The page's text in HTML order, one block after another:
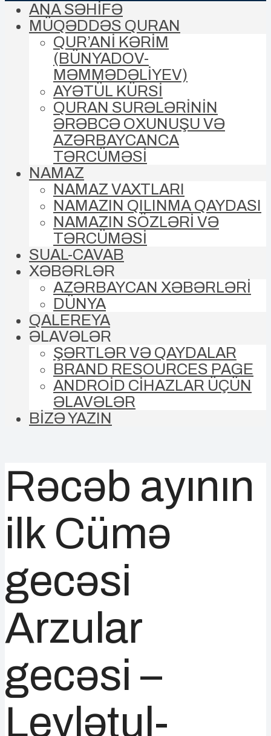
ANA SƏHİFƏ
MÜQƏDDƏS QURAN
QUR’ANİ KƏRİM
(BÜNYADOV-
MƏMMƏDƏLIYEV)
AYƏTÜL KÜRSİ
QURAN SURƏLƏRİNİN
ƏRƏBCƏ OXUNUŞU VƏ
AZƏRBAYCANCA
TƏRCÜMƏSİ
NAMAZ
NAMAZ VAXTLARI
NAMAZIN QILINMA QAYDASI
NAMAZIN SÖZLƏRİ VƏ
TƏRCÜMƏSİ
SUAL-CAVAB
XƏBƏRLƏR
AZƏRBAYCAN XƏBƏRLƏRİ
DÜNYA
QALEREYA
ƏLAVƏLƏR
ŞƏRTLƏR VƏ QAYDALAR
BRAND RESOURCES PAGE
ANDROİD CİHAZLAR ÜÇÜN
ƏLAVƏLƏR
BİZƏ YAZIN
Rəcəb ayının
ilk Cümə
gecəsi
Arzular
gecəsi –
Leylətul-